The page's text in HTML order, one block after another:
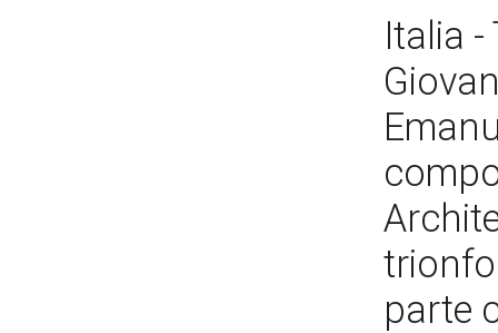
Italia -
trionfo
parte